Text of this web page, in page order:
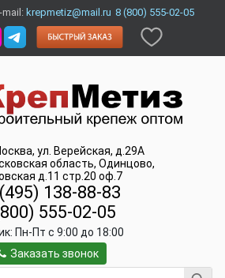
mail: krepmetiz@mail.ru 8 (800) 555-02-05
, ул. Верейская, д.29А
область, Одинцово,
д.11 стр.20 оф.7
138-88-83
555-02-05
Пн-Пт c 9:00 до 18:00
Заказать звонок